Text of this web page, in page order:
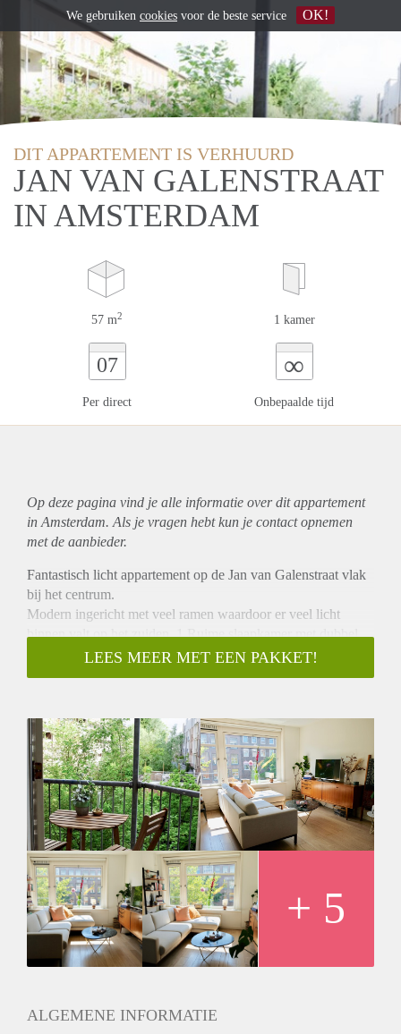
DIT APPARTEMENT IS VERHUURD
JAN VAN GALENSTRAAT
IN AMSTERDAM
57 m2 1 kamer
07
Per direct
∞
Onbepaalde tijd
Op deze pagina vind je alle informatie over ditappartement
in Amsterdam. Als je vragen hebt kun je contact opnemen
met de aanbieder.
Fantastisch licht appartement op de Jan van Galenstraat vlak
bij het centrum.
Modern ingericht met veel ramen waardoor er veel licht
binnen valt op het zuiden. 1 Ruime slaapkamer met dubbel
bed en ook veel licht.
Keuken volledig ingericht met alle apparatuur. Half open.
Achterkant knus balkon. Houten vloeren.
Vlak bij het centrum / Jordaan. Snelweg ook redelijk vlak bij.
Goede verbindingen met openbaar vervoer op de hoek.
Goede verbinding tram naar Station Sloterdijk.
LEES MEER MET EEN PAKKET!
+ 5
ALGEMENE INFORMATIE
We gebruiken cookies voor de beste service OK!